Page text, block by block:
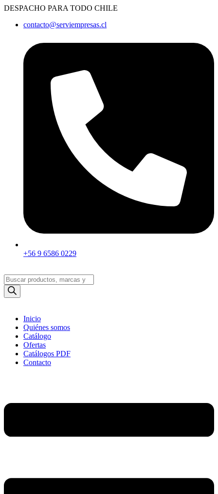
Ir
contenido
DESPACHO PARA TODO CHILE
contacto@serviempresas.cl
+56 9 6586 0229
Búsqueda
de
productos
Inicio
Quiénes somos
Catálogo
Ofertas
Catálogos PDF
Contacto